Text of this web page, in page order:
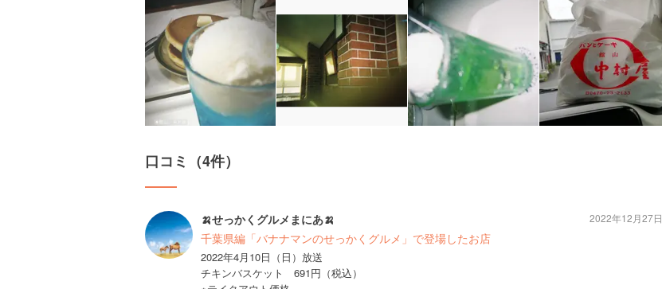
口コミ（4件）
🍌せっかくグルメまにあ🍌
千葉県編「バナナマンのせっかくグルメ」で登場したお店
2022年4月10日（日）放送
チキンバスケット 691円（税込）
2022年12月27日